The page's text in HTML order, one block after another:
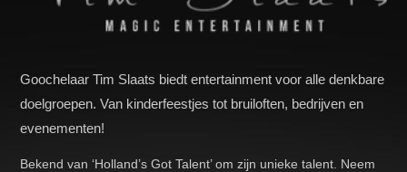
Goochelaar Tim Slaats biedt entertainment voor alle denkbare
doelgroepen. Van kinderfeestjes tot bruiloften, bedrijven en
evenementen!
Bekend van ‘Holland’s Got Talent’ om zijn unieke talent. Neem